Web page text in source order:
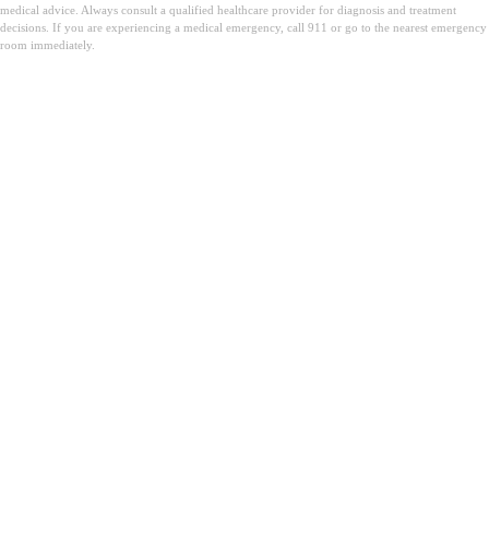
medical advice. Always consult a qualified healthcare provider for diagnosis and treatment
decisions. If you are experiencing a medical emergency, call 911 or go to the nearest emergency
room immediately.